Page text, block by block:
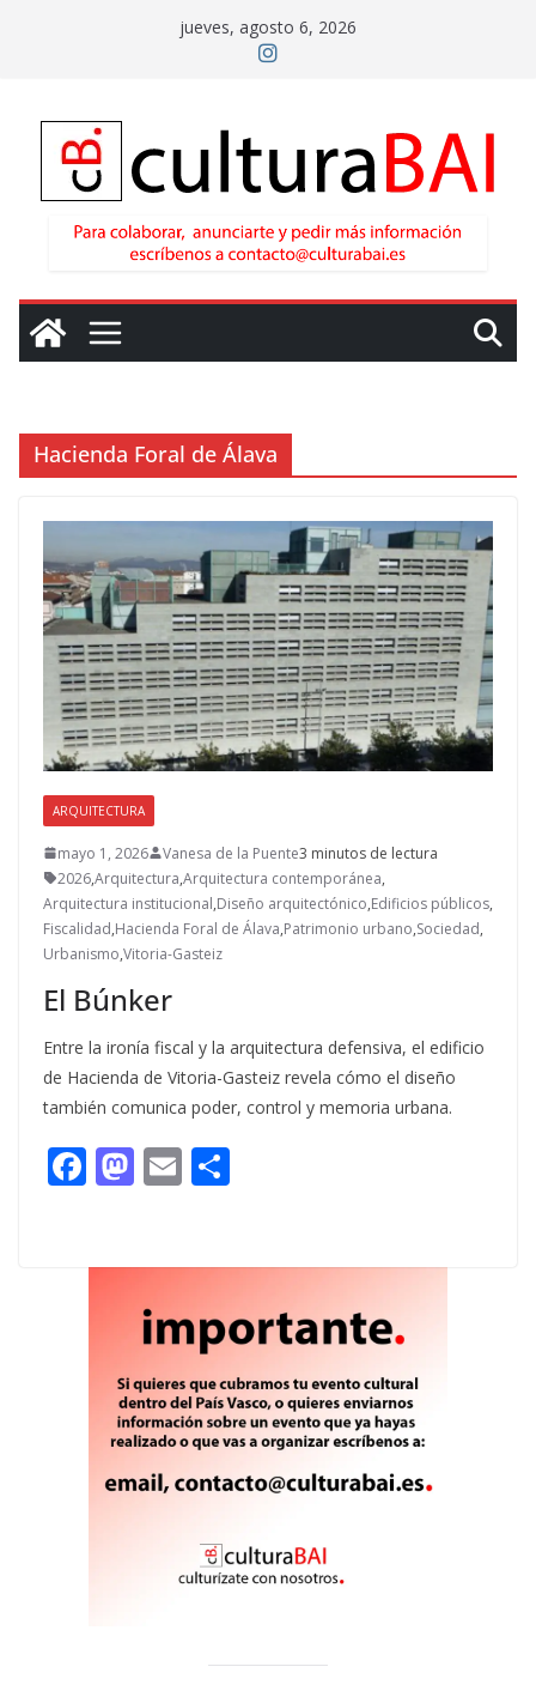
jueves, agosto 6, 2026
Hacienda Foral de Álava
ARQUITECTURA
mayo 1, 2026 Vanesa de la Puente3 minutos de lectura
2026,Arquitectura,Arquitectura contemporánea,
Arquitectura institucional,Diseño arquitectónico,Edificios públicos,
Fiscalidad,Hacienda Foral de Álava,Patrimonio urbano,Sociedad,
Urbanismo,Vitoria-Gasteiz
El Búnker
Entre la ironía fiscal y la arquitectura defensiva, el edificio
de Hacienda de Vitoria-Gasteiz revela cómo el diseño
también comunica poder, control y memoria urbana.
F
b
M
d
o
n
E
l p
ar
ti
r